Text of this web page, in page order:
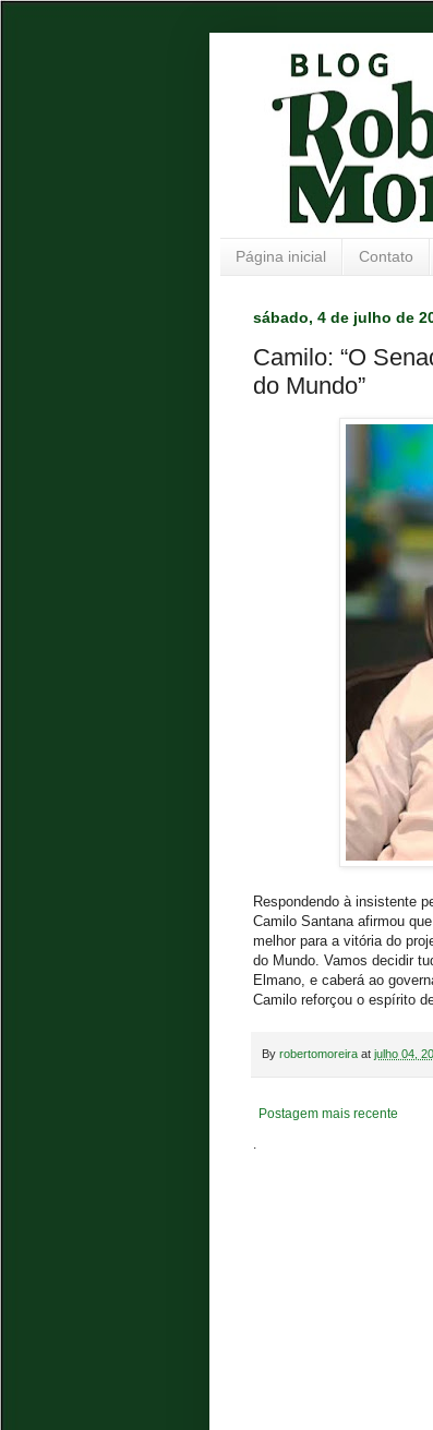
Página inicial Contato
sábado, 4 de julho de
Camilo: “O
do Mundo”
Respondendo à insistente
Camilo Santana afirmou
melhor para a vitória do
do Mundo. Vamos decidir
Elmano, e caberá ao
Camilo reforçou o espírito
By robertomoreira at julho 04,
Postagem mais recente
.